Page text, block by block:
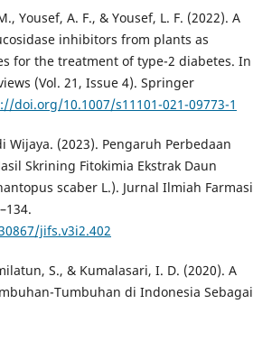
Yousef, A. F., & Yousef, L. F. (2022). A
inhibitors from plants as
for the treatment of type-2 diabetes. In
(Vol. 21, Issue 4). Springer
doi.org/10.1007/s11101-021-09773-1
Wijaya. (2023). Pengaruh Perbedaan
Skrining Fitokimia Ekstrak Daun
scaber L.). Jurnal Ilmiah Farmasi
jifs.v3i2.402
S., & Kumalasari, I. D. (2020). A
Tumbuhan di Indonesia Sebagai